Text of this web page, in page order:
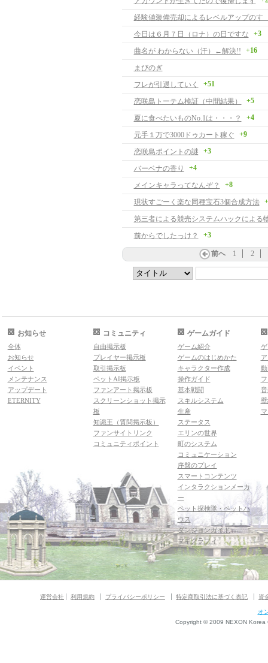
経験値装備売却によるレベルアップのす
今日は６月７日（ロナ）の日ですな
+3
曲名が わからない（汗）←解決!! +16
まびのぎ
フレが引退していく
+51
恋咲島トーテム検証（中間結果） +5
夏に食べたいものNo.1は・・・？ +4
元手１万で3000ドゥカート稼ぐ +9
恋咲島ポイントの謎 +3
バーベナの香り +4
メインキャラってなんぞ？ +8
現状すごーく楽な同種宝石3個合成方法
前からでしたっけ？ +3
前へ 1 2
お知らせ
全体
お知らせ
イベント
メンテナンス
アップデート
ETERNITY
コミュニティ
自由掲示板
プレイヤー掲示板
取引掲示板
ペットAI掲示板
ファンアート掲示板
スクリーンショット掲示
板
知識王（質問掲示板）
ファンサイトリンク
コミュニティポイント
ゲームガイド
ゲーム紹介
ゲームのはじめかた
キャラクター作成
操作ガイド
基本戦闘
スキルシステム
生産
ステータス
エリンの世界
町のシステム
コミュニケーション
序盤のプレイ
スマートコンテンツ
インタラクションメーカ
ー
ペット探検隊・ペットハ
ウス
ダンジョンガイド
マギグラフィ
運営会社 利用規約 プライバシーポリシー 特定商取引法に基づく表記 資
オ
Copyright © 2009 NEXON Korea